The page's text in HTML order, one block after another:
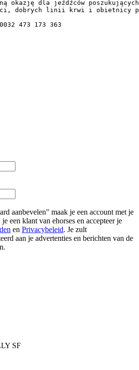
okazję dla jeźdźców
dobrych linii krwi i obietnicy
473 173 363
aanbevelen" maak je een account met je
een klant van ehorses en accepteer je
en Privacybeleid. Je zult
aan je advertenties en berichten van de
SF